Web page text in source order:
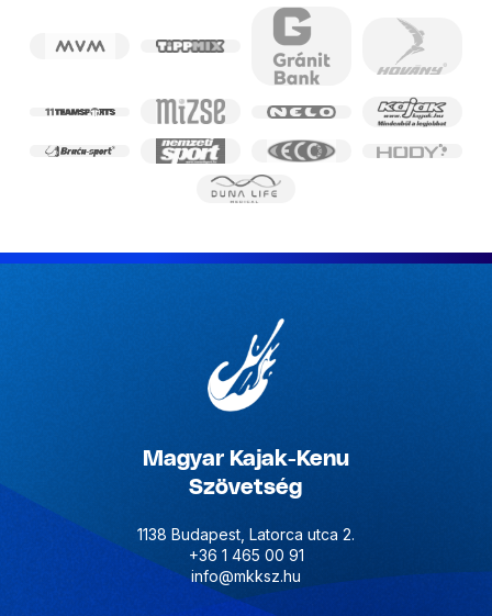
Magyar Kajak-Kenu
Szövetség
1138 Budapest, Latorca utca 2.
+36 1 465 00 91
info@mkksz.hu